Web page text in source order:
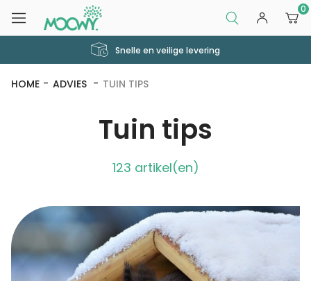
0
Snelle en veilige levering
HOME ADVIES TUIN TIPS
Tuin tips
123 artikel(en)